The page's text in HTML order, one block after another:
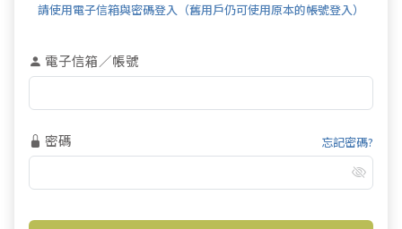
請使用電子信箱與密碼登入（舊用戶仍可使用原本的帳號登入）
電子信箱／帳號
密碼 忘記密碼?